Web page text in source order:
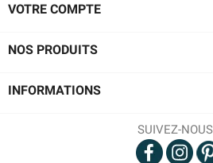
VOTRE COMPTE
NOS PRODUITS
INFORMATIONS
SUIVEZ-